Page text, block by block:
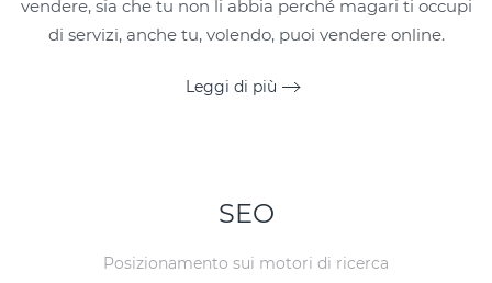
vendere, sia che tu non li abbia perché magari ti occupi
di servizi, anche tu, volendo, puoi vendere online.
Leggi di più
SEO
Posizionamento sui motori di ricerca